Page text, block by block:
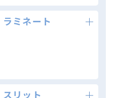
ラミネート
スリット